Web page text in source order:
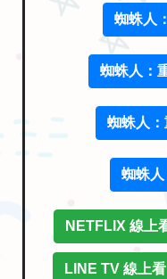
蜘蛛人
蜘蛛人：
蜘蛛人
蜘蛛
NETFLIX 線上
LINE TV 線上